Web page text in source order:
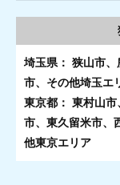
埼玉県： 狭山市
市、その他埼玉エ
東京都： 東村山
市、東久留米市、
他東京エリア